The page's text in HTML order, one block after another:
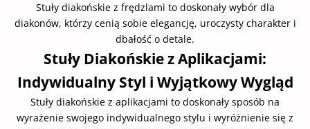
Stuły diakońskie z frędzlami to doskonały wybór dla
diakonów, którzy cenią sobie elegancję, uroczysty charakter i
dbałość o detale.
Stuły Diakońskie z Aplikacjami:
Indywidualny Styl i Wyjątkowy Wygląd
Stuły diakońskie z aplikacjami to doskonały sposób na
wyrażenie swojego indywidualnego stylu i wyróżnienie się z